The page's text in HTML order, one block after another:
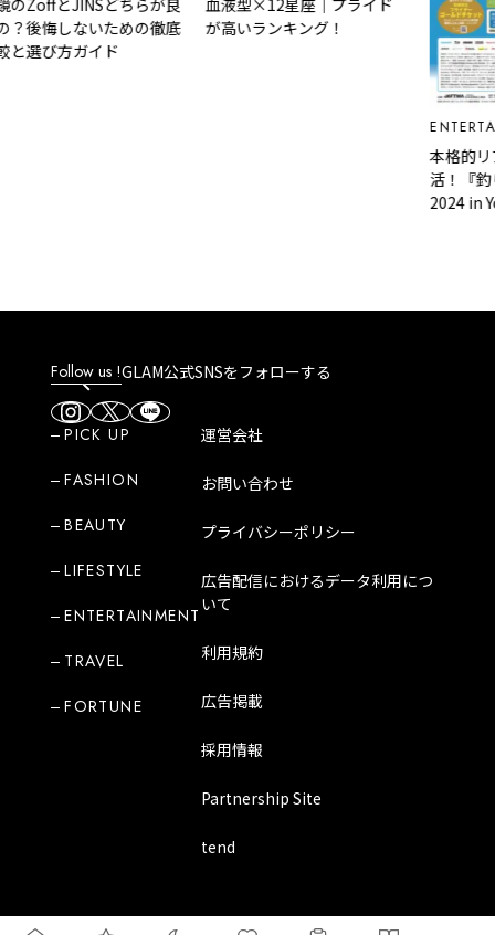
とJINSどちらが良
悔しないための徹底
び方ガイド
血液型×12星座｜プライド
が高いランキング！
本格的リア
活！『釣り
2024 in
Follow us !GLAM公式SNSをフォローする
PICK UP
FASHION
BEAUTY
LIFESTYLE
ENTERTAINMENT
TRAVEL
FORTUNE
運営会社
お問い合わせ
プライバシーポリシー
広告配信におけるデータ利用につ
いて
利用規約
広告掲載
採用情報
Partnership Site
tend
Copyright Mode Media Japan Corporation